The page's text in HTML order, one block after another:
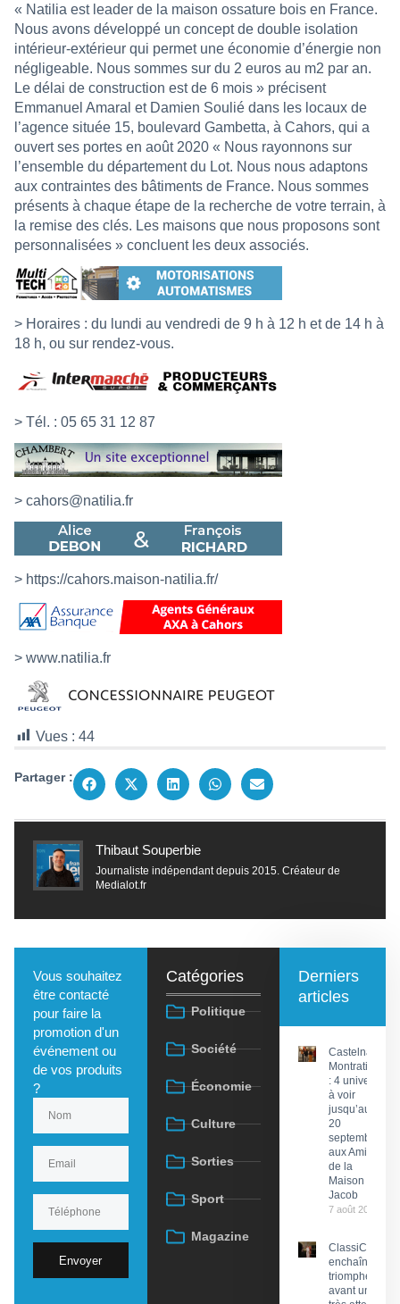
« Natilia est leader de la maison ossature bois en France.
Nous avons développé un concept de double isolation
intérieur-extérieur qui permet une économie d’énergie non
négligeable. Nous sommes sur du 2 euros au m2 par an.
Le délai de construction est de 6 mois » précisent
Emmanuel Amaral et Damien Soulié dans les locaux de
l’agence située 15, boulevard Gambetta, à Cahors, qui a
ouvert ses portes en août 2020 « Nous rayonnons sur
l’ensemble du département du Lot. Nous nous adaptons
aux contraintes des bâtiments de France. Nous sommes
présents à chaque étape de la recherche de votre terrain, à
la remise des clés. Les maisons que nous proposons sont
personnalisées » concluent les deux associés.
> Horaires : du lundi au vendredi de 9 h à 12 h et de 14 h à
18 h, ou sur rendez-vous.
> Tél. : 05 65 31 12 87
> cahors@natilia.fr
> https://cahors.maison-natilia.fr/
> www.natilia.fr
Vues : 44
Partager :
Thibaut Souperbie
Journaliste indépendant depuis 2015. Créateur de
Medialot.fr
Vous souhaitez
être contacté
pour faire la
promotion d'un
événement ou
de vos produits
?
Envoyer
Catégories
Politique
Société
Économie
Culture
Sorties
Sport
Magazine
Derniers
articles
Castelnau-
Montratier
: 4 univers
à voir
jusqu’au
20
septembre
aux Amis
de la
Maison
Jacob
7 août 2026
ClassiCahors
enchaîne les
triomphes
avant un final